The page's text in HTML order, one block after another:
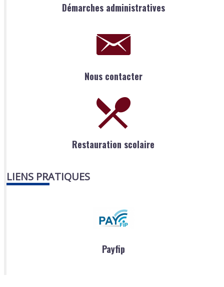
Démarches administratives
Nous contacter
Restauration scolaire
LIENS PRATIQUES
Payfip